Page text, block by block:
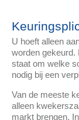
U hoeft alleen
worden gekeurd.
staat om welke
nodig bij een
Van de meeste
alleen
markt brengen.